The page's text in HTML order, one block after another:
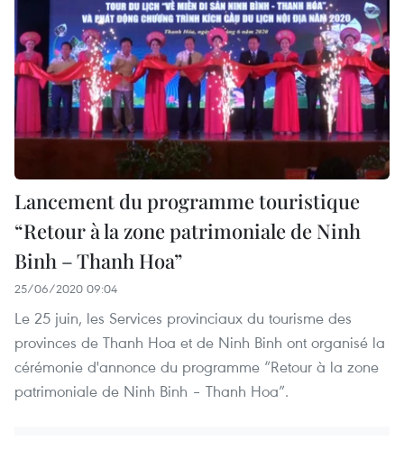
Lancement du programme touristique
“Retour à la zone patrimoniale de Ninh
Binh – Thanh Hoa”
25/06/2020 09:04
Le 25 juin, les Services provinciaux du tourisme des
provinces de Thanh Hoa et de Ninh Binh ont organisé la
cérémonie d'annonce du programme “Retour à la zone
patrimoniale de Ninh Binh – Thanh Hoa”.